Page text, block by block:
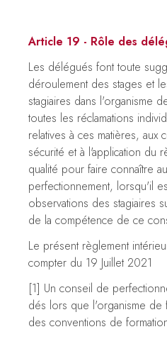
Article 19 - Rôle des
Les délégués font toute
déroulement des stages et
stagiaires dans l'organisme
toutes les réclamations
relatives à ces matières,
sécurité et à l'application du
qualité pour faire connaître
perfectionnement, lorsqu'il
observations des stagiaires
de la compétence de ce
Le présent règlement
compter du 19 Juillet 2021
[1] Un conseil de
dés lors que l'organisme de
des conventions de